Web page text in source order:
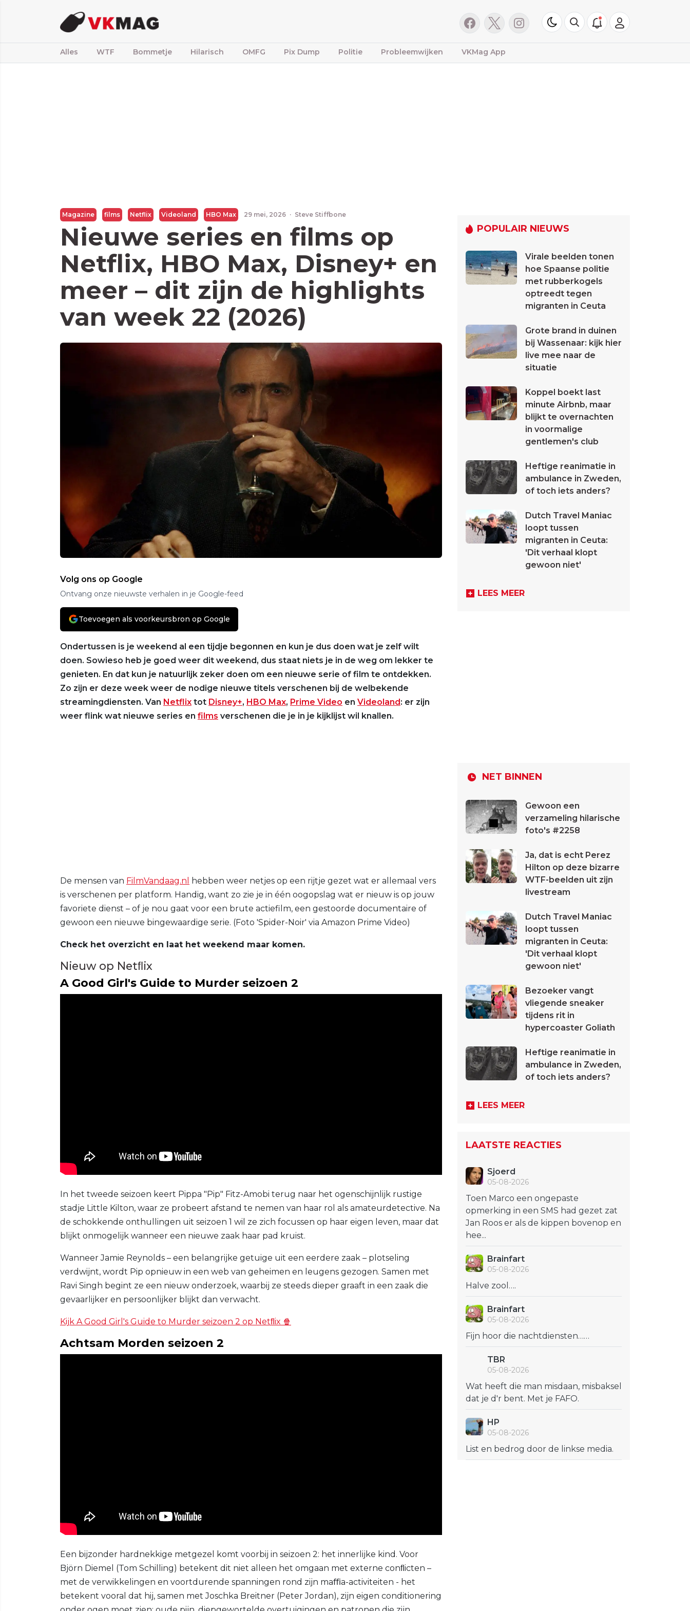
Alles WTF Bommetje Hilarisch OMFG Pix Dump Politie Probleemwijken VKMag App
Magazine films Netflix Videoland HBO Max 29 mei, 2026 · Steve Stiffbone
Nieuwe series en films op
Netflix, HBO Max, Disney+ en
meer – dit zijn de highlights
van week 22 (2026)
Volg ons op Google
Ontvang onze nieuwste verhalen in je Google-feed
Toevoegen als voorkeursbron op Google
Ondertussen is je weekend al een tijdje begonnen en kun je dus doen wat je zelf wilt
doen. Sowieso heb je goed weer dit weekend, dus staat niets je in de weg om lekker te
genieten. En dat kun je natuurlijk zeker doen om een nieuwe serie of film te ontdekken.
Zo zijn er deze week weer de nodige nieuwe titels verschenen bij de welbekende
streamingdiensten. Van Netflix tot Disney+, HBO Max, Prime Video en Videoland: er zijn
weer flink wat nieuwe series en films verschenen die je in je kijklijst wil knallen.
De mensen van FilmVandaag.nl
hebben weer netjes op een rijtje gezet wat er allemaal vers
is verschenen per platform. Handig, want zo zie je in één oogopslag wat er nieuw is op jouw
favoriete dienst – of je nou gaat voor een brute actiefilm, een gestoorde documentaire of
gewoon een nieuwe bingewaardige serie. (Foto 'Spider-Noir' via Amazon Prime Video)
Check het overzicht en laat het weekend maar komen.
Nieuw op Netﬂix
A Good Girl's Guide to Murder seizoen 2
In het tweede seizoen keert Pippa "Pip" Fitz-Amobi terug naar het ogenschijnlijk rustige
stadje Little Kilton, waar ze probeert afstand te nemen van haar rol als amateurdetective. Na
de schokkende onthullingen uit seizoen 1 wil ze zich focussen op haar eigen leven, maar dat
blijkt onmogelijk wanneer een nieuwe zaak haar pad kruist.
Wanneer Jamie Reynolds – een belangrijke getuige uit een eerdere zaak – plotseling
verdwijnt, wordt Pip opnieuw in een web van geheimen en leugens gezogen. Samen met
Ravi Singh begint ze een nieuw onderzoek, waarbij ze steeds dieper graaft in een zaak die
gevaarlijker en persoonlijker blijkt dan verwacht.
Kijk A Good Girl's Guide to Murder seizoen 2 op Netﬂix 🍿
Achtsam Morden seizoen 2
Een bijzonder hardnekkige metgezel komt voorbij in seizoen 2: het innerlijke kind. Voor
Björn Diemel (Tom Schilling) betekent dit niet alleen het omgaan met externe conﬂicten –
met de verwikkelingen en voortdurende spanningen rond zijn maﬃa-activiteiten - het
betekent vooral dat hij, samen met Joschka Breitner (Peter Jordan), zijn eigen conditionering
POPULAIR NIEUWS
Virale beelden tonen
hoe Spaanse politie
met rubberkogels
optreedt tegen
migranten in Ceuta
Grote brand in duinen
bij Wassenaar: kijk hier
live mee naar de
situatie
Koppel boekt last
minute Airbnb, maar
blijkt te overnachten
in voormalige
gentlemen's club
Heftige reanimatie in
ambulance in Zweden,
of toch iets anders?
Dutch Travel Maniac
loopt tussen
migranten in Ceuta:
'Dit verhaal klopt
gewoon niet'
LEES MEER
NET BINNEN
Gewoon een
verzameling hilarische
foto's #2258
Ja, dat is echt Perez
Hilton op deze bizarre
WTF-beelden uit zijn
livestream
Dutch Travel Maniac
loopt tussen
migranten in Ceuta:
'Dit verhaal klopt
gewoon niet'
Bezoeker vangt
vliegende sneaker
tijdens rit in
hypercoaster Goliath
Heftige reanimatie in
ambulance in Zweden,
of toch iets anders?
LEES MEER
LAATSTE REACTIES
Sjoerd
05-08-2026
Toen Marco een ongepaste
opmerking in een SMS had gezet zat
Jan Roos er als de kippen bovenop en
hee...
Brainfart
05-08-2026
Halve zool….
Brainfart
05-08-2026
Fijn hoor die nachtdiensten……
TBR
05-08-2026
Wat heeft die man misdaan, misbaksel
dat je d'r bent. Met je FAFO.
HP
05-08-2026
List en bedrog door de linkse media.